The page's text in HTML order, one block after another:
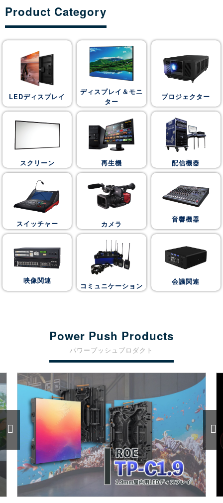
Product Category
LEDディスプレイ
ディスプレイ＆モニ
ター
プロジェクター
スクリーン 再生機 配信機器
スイッチャー カメラ
音響機器
映像関連
コミュニケーション 会議関連
Power Push Products
パワープッシュプロダクト